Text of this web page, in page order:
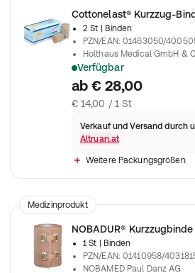
Cottonelast® Kurzzug-
2 St
| Binden
PZN/EAN:01463050/
Holthaus Medical GmbH &
Verfügbar
KURZZUGBINDE Cottonelast
ab € 28,00
€ 14,00 / 1 St
Verkauf und Versand durch
Altruan.at
Weitere Packungsgrößen
Medizinprodukt
NOBADUR®
1 St
| Binden
PZN/EAN:01410958/
NOBAMED Paul Danz AG